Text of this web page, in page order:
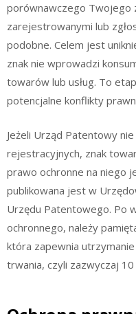
porównawczego Twojego
zarejestrowanymi lub
podobne. Celem jest
znak nie wprowadzi
towarów lub usług. To
potencjalne konflikty
Jeżeli Urząd Patentowy
rejestracyjnych, znak
prawo ochronne na niego
publikowana jest w
Urzędu Patentowego. Po
ochronnego, należy
która zapewnia
trwania, czyli zazwyczaj